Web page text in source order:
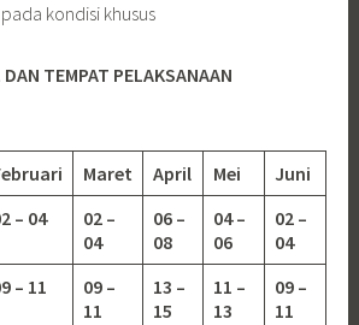
kondisi khusus
TEMPAT PELAKSANAAN
Maret April Mei
Juni
– 04
02 –
04
06 –
08
04 –
06
02 –
04
– 11
09 –
11
13 –
15
11 –
13
09 –
11